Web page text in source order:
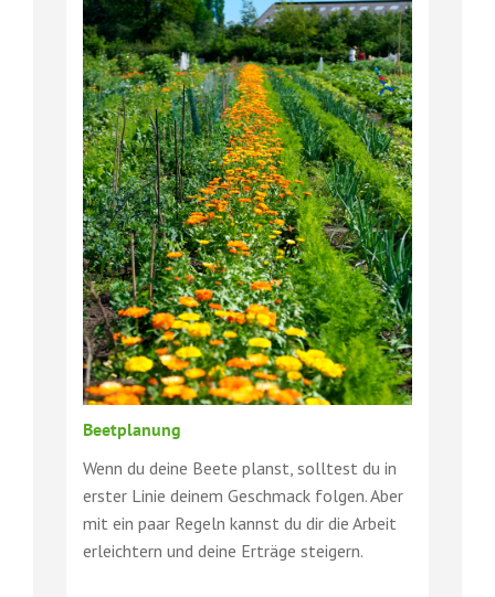
Beetplanung
Wenn du deine Beete planst, solltest du in
erster Linie deinem Geschmack folgen. Aber
mit ein paar Regeln kannst du dir die Arbeit
erleichtern und deine Erträge steigern.